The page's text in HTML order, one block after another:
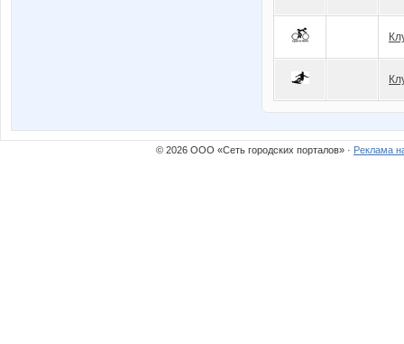
© 2026 ООО «Сеть городских порталов» · Реклама